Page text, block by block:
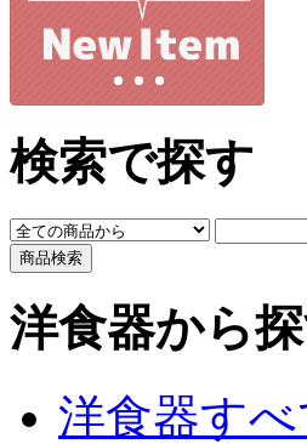
検索で探す
洋食器から
洋食器す